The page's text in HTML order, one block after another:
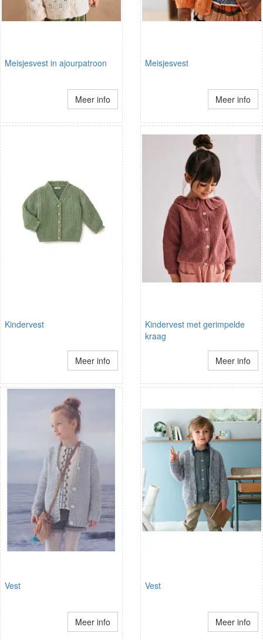
Meisjesvest in ajourpatroon
Meer info
Meisjesvest
Meer info
Kindervest
Meer info
Kindervest met gerimpelde
kraag
Meer info
Vest
Meer info
Vest
Meer info